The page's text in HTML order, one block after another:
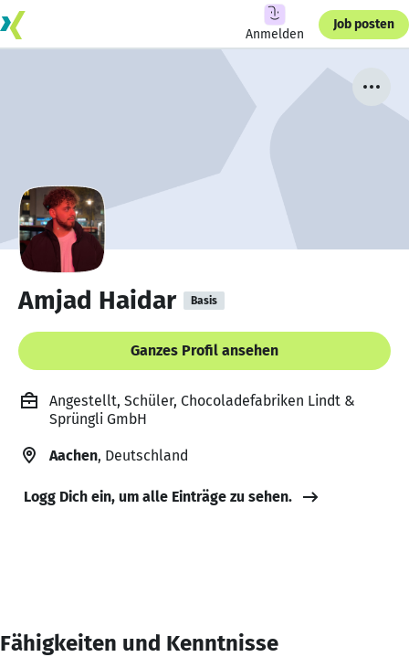
Anmelden
Job posten
Amjad Haidar Basis
Ganzes Profil ansehen
Angestellt, Schüler, Chocoladefabriken Lindt &
Sprüngli GmbH
Aachen, Deutschland
Logg Dich ein, um alle Einträge zu sehen.
Fähigkeiten und Kenntnisse